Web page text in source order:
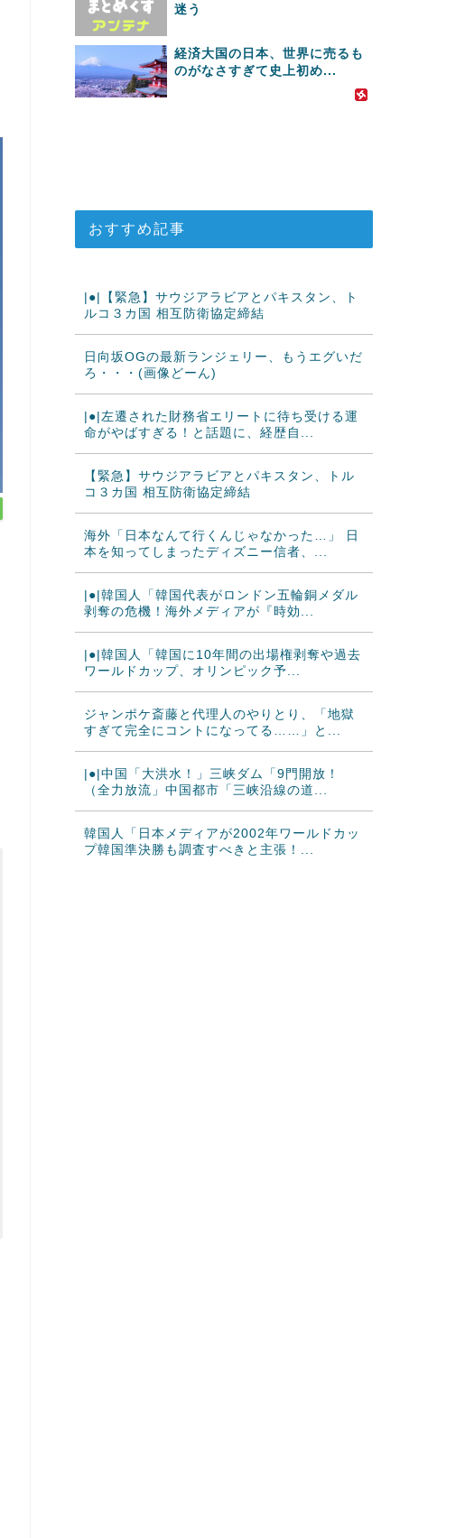
迷う
経済大国の日本、世界に売るも
のがなさすぎて史上初め...
おすすめ記事
|●|【緊急】サウジアラビアとパキスタン、ト
ルコ３カ国 相互防衛協定締結
日向坂OGの最新ランジェリー、もうエグいだ
ろ・・・(画像どーん)
|●|左遷された財務省エリートに待ち受ける運
命がやばすぎる！と話題に、経歴自...
【緊急】サウジアラビアとパキスタン、トル
コ３カ国 相互防衛協定締結
海外「日本なんて行くんじゃなかった…」 日
本を知ってしまったディズニー信者、...
|●|韓国人「韓国代表がロンドン五輪銅メダル
剥奪の危機！海外メディアが『時効...
|●|韓国人「韓国に10年間の出場権剥奪や過去
ワールドカップ、オリンピック予...
ジャンポケ斎藤と代理人のやりとり、「地獄
すぎて完全にコントになってる……」と...
|●|中国「大洪水！」三峡ダム「9門開放！
（全力放流」中国都市「三峡沿線の道...
韓国人「日本メディアが2002年ワールドカッ
プ韓国準決勝も調査すべきと主張！...